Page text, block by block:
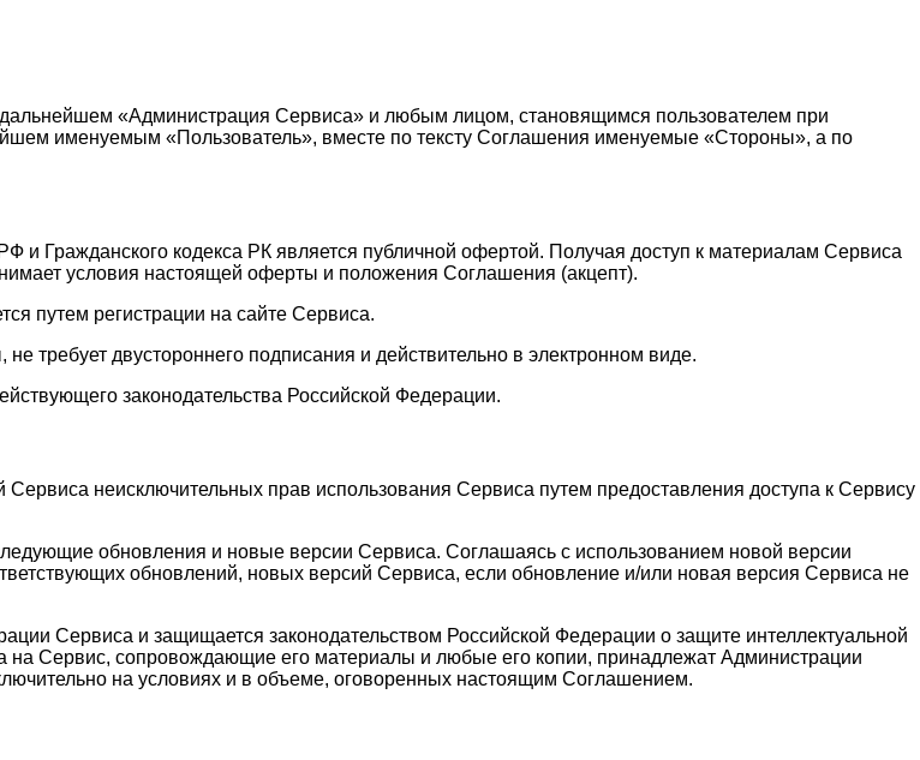
«Администрация Сервиса» и любым лицом, становящимся пользователем при
именуемым «Пользователь», вместе по тексту Соглашения именуемые «Стороны», а по
и Гражданского кодекса РК является публичной офертой. Получая доступ к материалам Сервиса
условия настоящей оферты и положения Соглашения (акцепт).
путем регистрации на сайте Сервиса.
двустороннего подписания и действительно в электронном виде.
законодательства Российской Федерации.
неисключительных прав использования Сервиса путем предоставления доступа к Сервису
обновления и новые версии Сервиса. Соглашаясь с использованием новой версии
обновлений, новых версий Сервиса, если обновление и/или новая версия Сервиса не
Сервиса и защищается законодательством Российской Федерации о защите интеллектуальной
на Сервис, сопровождающие его материалы и любые его копии, принадлежат Администрации
на условиях и в объеме, оговоренных настоящим Соглашением.